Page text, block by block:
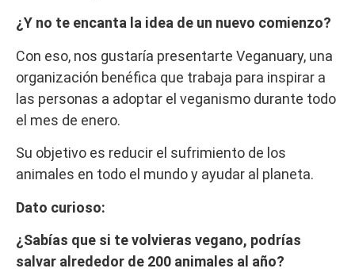
¿Y no te encanta la idea de un nuevo comienzo?
Con eso, nos gustaría presentarte Veganuary, una
organización benéfica que trabaja para inspirar a
las personas a adoptar el veganismo durante todo
el mes de enero.
Su objetivo es reducir el sufrimiento de los
animales en todo el mundo y ayudar al planeta.
Dato curioso:
¿Sabías que si te volvieras vegano, podrías
salvar alrededor de 200 animales al año?